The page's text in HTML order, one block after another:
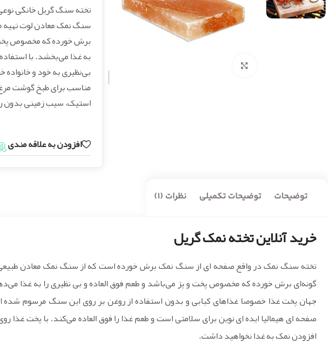
تخته سنگ گریل خانگی
سنگ نمک معادن لوت
برش خورده که مخصوص
به غذا می‌بخشد. با
بی‌نظیری به خود و
مناسب برای طبخ گوشت
استیک، سیب زمینی
افزودن به علاقه مندی
توضیحات توضیحات تکمیلی نظرات (1)
خرید آنلاین تخته نمک گریل
تخته سنگ نمک در واقع صفحه ای از سنگ نمک برش خورده است که از سنگ نمک معادن
گونه‌ای برش خورده که مخصوص پخت و پز می‌باشد و طعم فوق العاده و بی نظیری را به غذا
جهان پخت غذا خصوصا غذاهای کبابی و بدون استفاده از روغن بر روی این سنگ مرسوم
صفحه ای هیمالیا ایده ای نوین برای سلامتی است و طعم غذا را فوق العاده می‌کند. با پخت غذا
افزودن نمک به غدا نخواهید داشت.